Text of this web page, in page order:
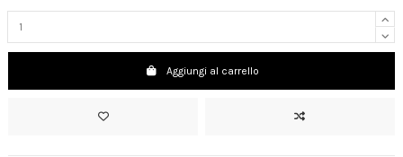
Aggiungi al carrello